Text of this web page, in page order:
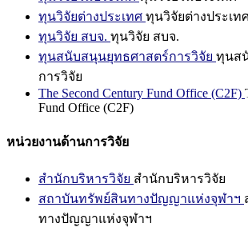
ทุนวิจัยต่างประเทศ ทุนวิจัยต่างประเท
ทุนวิจัย สบจ. ทุนวิจัย สบจ.
ทุนสนับสนุนยุทธศาสตร์การวิจัย ทุนส
การวิจัย
The Second Century Fund Office (C2F)
Fund Office (C2F)
หน่วยงานด้านการวิจัย
สำนักบริหารวิจัย สำนักบริหารวิจัย
สถาบันทรัพย์สินทางปัญญาแห่งจุฬาฯ
ทางปัญญาแห่งจุฬาฯ